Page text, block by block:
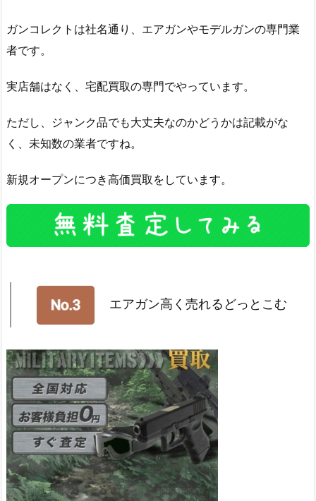
ガンコレクトは社名通り、エアガンやモデルガンの専門業
者です。
実店舗はなく、宅配買取の専門でやっています。
ただし、ジャンク品でも大丈夫なのかどうかは記載がな
く、未知数の業者ですね。
新規オープンにつき高価買取をしています。
エアガン高く売れるどっとこむ